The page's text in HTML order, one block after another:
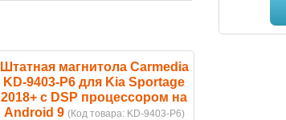
Штатная магнитола Carmedia
KD-9403-P6 для Kia Sportage
2018+ c DSP процессором на
Android 9 (Код товара: KD-9403-P6)